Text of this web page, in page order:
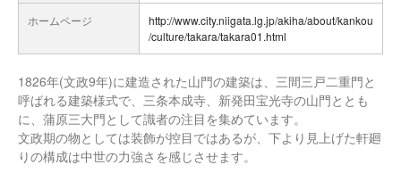
ホームページ
http://www.city.niigata.lg.jp/akiha/about/kankou
/culture/takara/takara01.html
1826年(文政9年)に建造された山門の建築は、三間三戸二重門と
呼ばれる建築様式で、三条本成寺、新発田宝光寺の山門ととも
に、蒲原三大門として識者の注目を集めています。
文政期の物としては装飾が控目ではあるが、下より見上げた軒廻
りの構成は中世の力強さを感じさせます。